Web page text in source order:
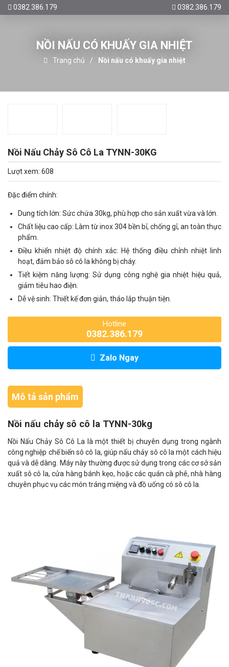
0382.386.179 0382.386.179
NỒI NẤU CÓ KHUẤY GIA NHIỆT
Trang chủ Nồi nấu có khuấy gia nhiệt
Nồi Nấu Chảy Sô Cô La TYNN-30KG
Lượt xem: 608
Đặc điểm chính:
Dung tích lớn: Sức chứa 30kg, phù hợp cho sản xuất vừa và lớn.
Chất liệu cao cấp: Làm từ inox 304 bền bỉ, chống gỉ, an toàn thực
phẩm.
Điều khiển nhiệt độ chính xác: Hệ thống điều chỉnh nhiệt linh
hoạt, đảm bảo sô cô la không bị cháy.
Tiết kiệm năng lượng: Sử dụng công nghệ gia nhiệt hiệu quả,
giảm tiêu hao điện.
Dễ vệ sinh: Thiết kế đơn giản, tháo lắp thuận tiện.
Hotline
0382.386.179
Zalo Ngay
Mô tả sản phẩm
Nồi nấu chảy sô cô la TYNN-30kg
Nồi Nấu Chảy Sô Cô La là một thiết bị chuyên dụng trong ngành
công nghiệp chế biến sô cô la, giúp nấu chảy sô cô la một cách hiệu
quả và dễ dàng. Máy này thường được sử dụng trong các cơ sở sản
xuất sô cô la, cửa hàng bánh kẹo, hoặc các quán cà phê, nhà hàng
chuyên phục vụ các món tráng miệng và đồ uống có sô cô la.